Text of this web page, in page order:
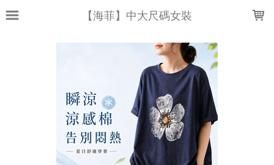
【海菲】中大尺碼女裝